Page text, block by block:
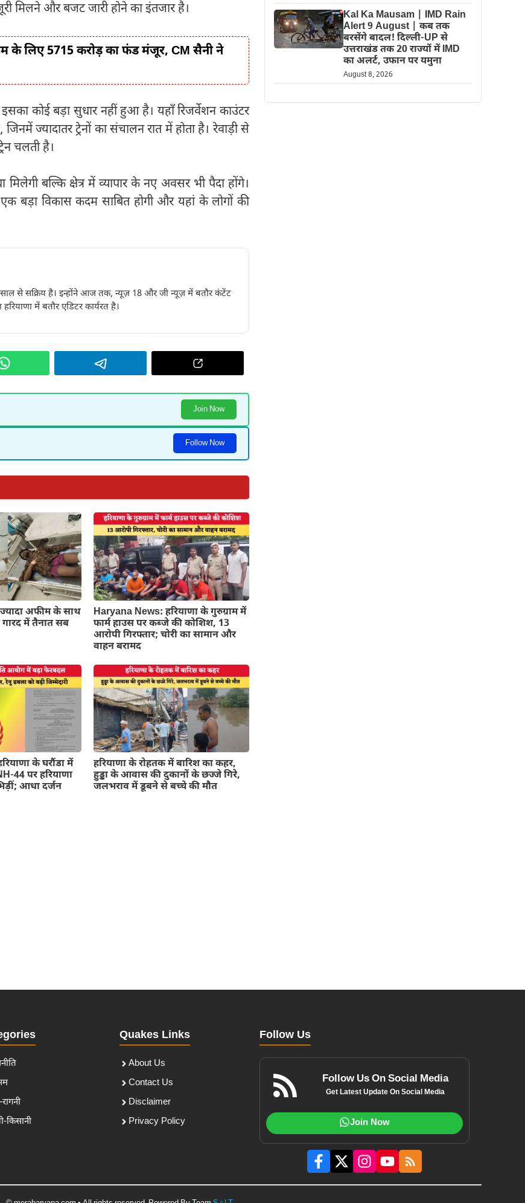
मिलने और बजट जारी होने का इंतजार है।
के लिए 5715 करोड़ का फंड मंजूर, CM सैनी ने
कोई बड़ा सुधार नहीं हुआ है। यहाँ रिजर्वेशन काउंटर
ज्यादातर ट्रेनों का संचालन रात में होता है। रेवाड़ी से
चलती है।
बल्कि क्षेत्र में व्यापार के नए अवसर भी पैदा होंगे।
विकास कदम साबित होगी और यहां के लोगों की
3 साल से सक्रिय है। इन्होंने आज तक, न्यूज़ 18 और जी न्यूज़ में बतौर कंटेंट
में बतौर एडिटर कार्यरत है।
Join Now
Follow Now
अफीम के साथ
में तैनात सब
Haryana News: हरियाणा के गुरुग्राम में
फार्म हाउस पर कब्जे की कोशिश, 13
आरोपी गिरफ्तार; चोरी का सामान और
वाहन बरामद
के घरौंडा में
44 पर हरियाणा
आधा दर्जन
हरियाणा के रोहतक में बारिश का कहर,
हुड्डा के आवास की दुकानों के छज्जे गिरे,
जलभराव में डूबने से बच्चे की मौत
Kal Ka Mausam | IMD Rain
Alert 9 August | कब तक
बरसेंगे बादल! दिल्ली-UP से
उत्तराखंड तक 20 राज्यों में IMD
का अलर्ट, उफान पर यमुना
August 8, 2026
किसानी
Quakes Links
About Us
Contact Us
Disclaimer
Privacy Policy
Follow Us
Follow Us On Social Media
Get Latest Update On Social Media
Join Now